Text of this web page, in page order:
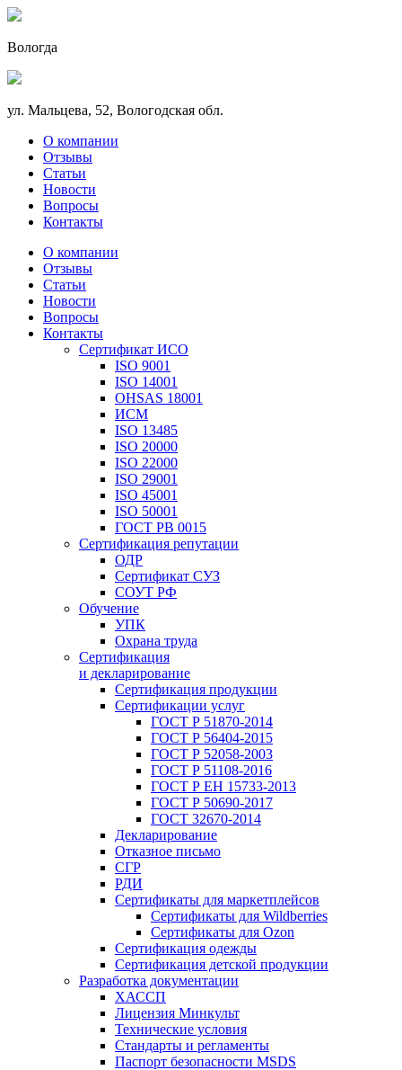
Вологда
ул. Мальцева, 52, Вологодская обл.
О компании
Отзывы
Статьи
Новости
Вопросы
Контакты
О компании
Отзывы
Статьи
Новости
Вопросы
Контакты
Сертификат ИСО
ISO 9001
ISO 14001
OHSAS 18001
ИСМ
ISO 13485
ISO 20000
ISO 22000
ISO 29001
ISO 45001
ISO 50001
ГОСТ РВ 0015
Сертификация репутации
ОДР
Сертификат СУЗ
СОУТ РФ
Обучение
УПК
Охрана труда
Сертификация
и декларирование
Сертификация продукции
Сертификации услуг
ГОСТ Р 51870-2014
ГОСТ Р 56404-2015
ГОСТ Р 52058-2003
ГОСТ Р 51108-2016
ГОСТ Р ЕН 15733-2013
ГОСТ Р 50690-2017
ГОСТ 32670-2014
Декларирование
Отказное письмо
СГР
РДИ
Сертификаты для маркетплейсов
Сертификаты для Wildberries
Сертификаты для Ozon
Сертификация одежды
Сертификация детской продукции
Разработка документации
ХАССП
Лицензия Минкульт
Технические условия
Стандарты и регламенты
Паспорт безопасности MSDS